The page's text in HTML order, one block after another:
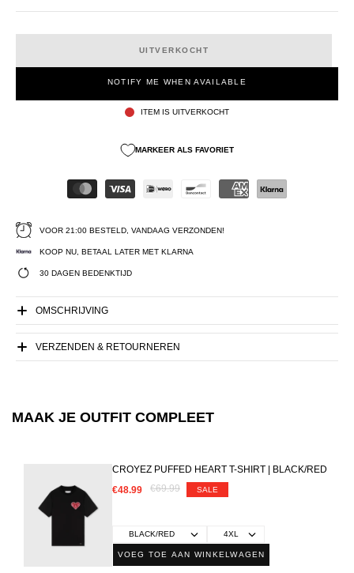
UITVERKOCHT
NOTIFY ME WHEN AVAILABLE
ITEM IS UITVERKOCHT
MARKEER ALS FAVORIET
VOOR 21:00 BESTELD, VANDAAG VERZONDEN!
KOOP NU, BETAAL LATER MET KLARNA
30 DAGEN BEDENKTIJD
OMSCHRIJVING
VERZENDEN & RETOURNEREN
MAAK JE OUTFIT COMPLEET
CROYEZ PUFFED HEART T-SHIRT | BLACK/RED
€48.99
€69.99 SALE
VOEG TOE AAN WINKELWAGEN